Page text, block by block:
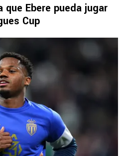
Ebere pueda jugar
Cup